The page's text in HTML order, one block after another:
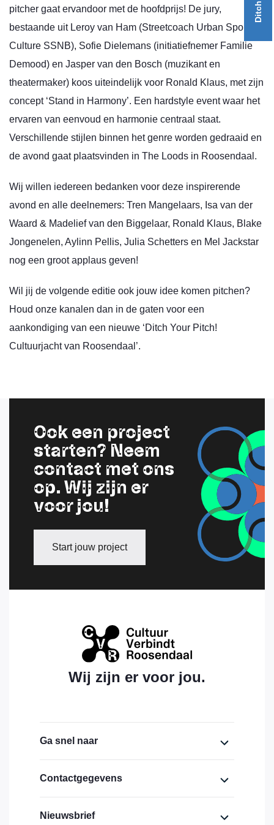
pitcher gaat ervandoor met de hoofdprijs! De jury,
bestaande uit Leroy van Ham (Streetcoach Urban Sports &
Culture SSNB), Sofie Dielemans (initiatiefnemer Familie
Demood) en Jasper van den Bosch (muzikant en
theatermaker) koos uiteindelijk voor Ronald Klaus, met zijn
concept ‘Stand in Harmony’. Een hardstyle event waar het
ervaren van eenvoud en harmonie centraal staat.
Verschillende stijlen binnen het genre worden gedraaid en
de avond gaat plaatsvinden in The Loods in Roosendaal.
Wij willen iedereen bedanken voor deze inspirerende
avond en alle deelnemers: Tren Mangelaars, Isa van der
Waard & Madelief van den Biggelaar, Ronald Klaus, Blake
Jongenelen, Aylinn Pellis, Julia Schetters en Mel Jackstar
nog een groot applaus geven!
Wil jij de volgende editie ook jouw idee komen pitchen?
Houd onze kanalen dan in de gaten voor een
aankondiging van een nieuwe ‘Ditch Your Pitch!
Cultuurjacht van Roosendaal’.
Ook een project
starten? Neem
contact met ons
op. Wij zijn er
voor jou!
Start jouw project
Wij zijn er voor jou.
Ga snel naar
Financiering
Contactgegevens
lokaal 1.19 (eerste verdieping)
Nieuwsbrief